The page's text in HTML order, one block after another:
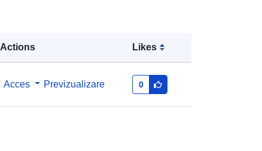
Actions Likes
Acces Previzualizare 0